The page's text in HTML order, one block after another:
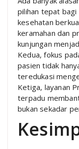
pilihan tepat bagi
kesehatan
keramahan dan
kunjungan
Kedua, fokus
pasien tidak
teredukasi
Ketiga, layanan
terpadu
bukan sekadar